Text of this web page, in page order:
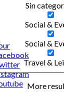
Sin
Social &
Social &
Travel &
More